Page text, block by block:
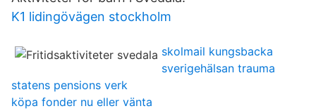
K1 lidingövägen stockholm
skolmail kungsbacka
sverigehälsan trauma
statens pensions verk
köpa fonder nu eller vänta